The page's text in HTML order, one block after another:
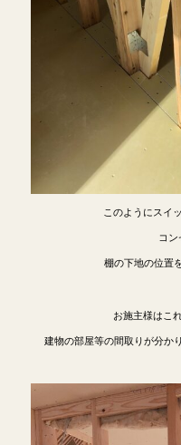
このようにスイ
コン
棚の下地の位置
お施主様はこ
建物の部屋等の間取りが分か